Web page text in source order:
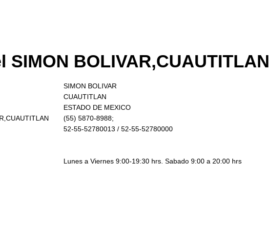
BOLIVAR,CUAUTITLAN
SIMON BOLIVAR
CUAUTITLAN
ESTADO DE MEXICO
(55) 5870-8988;
52-55-52780013 / 52-55-52780000
Lunes a Viernes 9:00-19:30 hrs. Sabado 9:00 a 20:00 hrs